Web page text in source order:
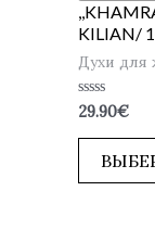
KILIAN/
Духи для
Оценка
0
из
29.90€